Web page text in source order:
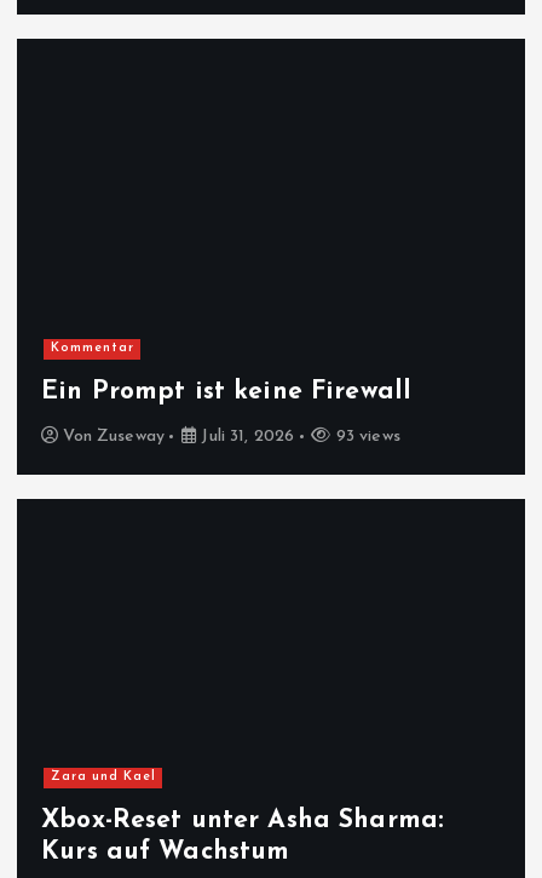
Kommentar
Ein Prompt ist keine Firewall
Von Zuseway Juli 31, 2026 93 views
Zara und Kael
Xbox-Reset unter Asha Sharma:
Kurs auf Wachstum